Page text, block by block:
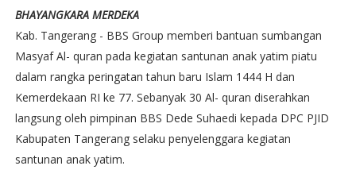
BHAYANGKARA MERDEKA
Kab. Tangerang - BBS Group memberi bantuan sumbangan
Masyaf Al- quran pada kegiatan santunan anak yatim piatu
dalam rangka peringatan tahun baru Islam 1444 H dan
Kemerdekaan RI ke 77. Sebanyak 30 Al- quran diserahkan
langsung oleh pimpinan BBS Dede Suhaedi kepada DPC PJID
Kabupaten Tangerang selaku penyelenggara kegiatan
santunan anak yatim.